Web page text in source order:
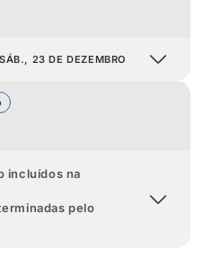
SÁB., 23 DE DEZEMBRO
incluídos na
pelo